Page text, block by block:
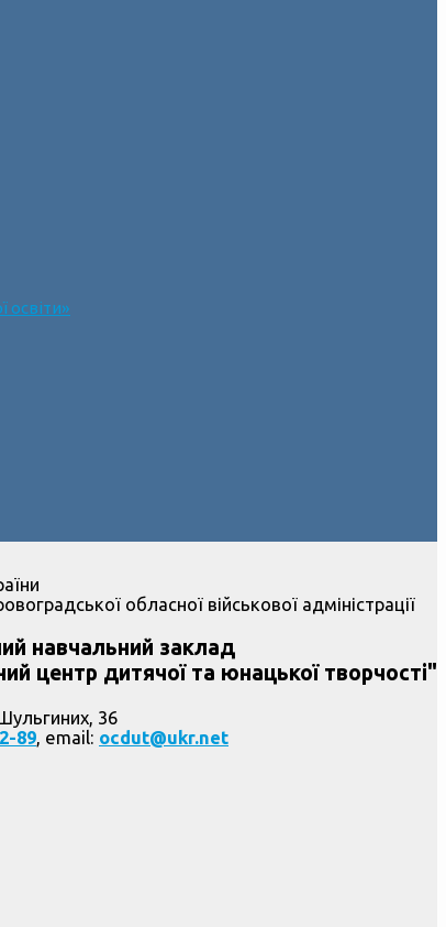
освіти»
обласної військової адміністрації
навчальний заклад
центр дитячої та юнацької творчості"
36
89, email: ocdut@ukr.net